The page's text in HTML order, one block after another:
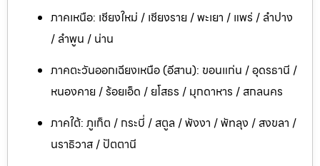
ภาคเหนือ: เชียงใหม่ / เชียงราย / พะเยา / แพร่ / ลำปาง
/ ลำพูน / น่าน
ภาคตะวันออกเฉียงเหนือ (อีสาน): ขอนแก่น / อุดรธานี /
หนองคาย / ร้อยเอ็ด / ยโสธร / มุกดาหาร / สกลนคร
ภาคใต้: ภูเก็ต / กระบี่ / สตูล / พังงา / พัทลุง / สงขลา /
นราธิวาส / ปัตตานี